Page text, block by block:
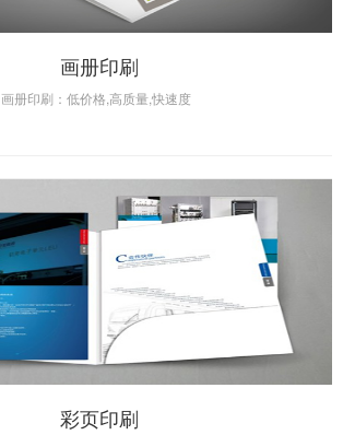
画册印刷
画册印刷：低价格,高质量,快速度
彩页印刷